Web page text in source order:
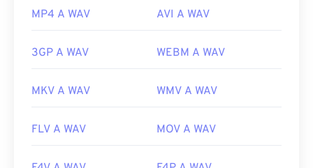
MP4 A WAV AVI A WAV
3GP A WAV WEBM A WAV
MKV A WAV WMV A WAV
FLV A WAV MOV A WAV